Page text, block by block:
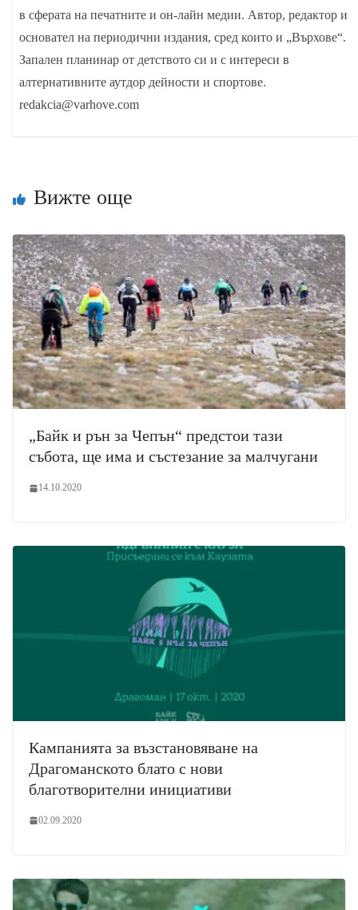
в сферата на печатните и он-лайн медии. Автор, редактор и
основател на периодични издания, сред които и „Върхове“.
Запален планинар от детството си и с интереси в
алтернативните аутдор дейности и спортове.
redakcia@varhove.com
Вижте още
„Байк и рън за Чепън“ предстои тази
събота, ще има и състезание за малчугани
14.10.2020
Кампанията за възстановяване на
Драгоманското блато с нови
благотворителни инициативи
02.09.2020